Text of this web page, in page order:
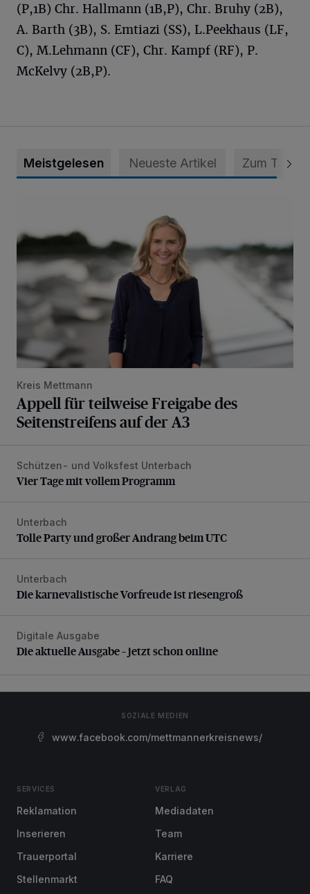
(P,1B) Chr. Hallmann (1B,P), Chr. Bruhy (2B),
A. Barth (3B), S. Emtiazi (SS), L.Peekhaus (LF,
C), M.Lehmann (CF), Chr. Kampf (RF), P.
McKelvy (2B,P).
Meistgelesen Neueste Artikel Zum Thema
Kreis Mettmann
Appell für teilweise Freigabe des
Seitenstreifens auf der A3
Vier Tage mit vollem Programm
Schützen- und Volksfest Unterbach
Vier Tage mit vollem Programm
Tolle Party und großer Andrang beim UTC
Unterbach
Tolle Party und großer Andrang beim UTC
Die karnevalistische Vorfreude ist riesengroß
Unterbach
Die karnevalistische Vorfreude ist riesengroß
Die aktuelle Ausgabe – jetzt schon online
Digitale Ausgabe
Die aktuelle Ausgabe – jetzt schon online
SOZIALE MEDIEN
www.facebook.com/mettmannerkreisnews/
SERVICES
Reklamation
Inserieren
Trauerportal
Stellenmarkt
VERLAG
Mediadaten
Team
Karriere
FAQ